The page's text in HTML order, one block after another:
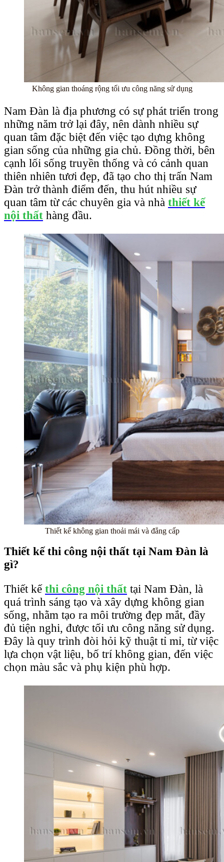
Không gian thoáng rộng tối ưu công năng sử dụng
Nam Đàn là địa phương có sự phát triển trong
những năm trở lại đây, nên dành nhiều sự
quan tâm đặc biệt đến việc tạo dựng không
gian sống của những gia chủ. Đồng thời, bên
cạnh lối sống truyền thống và có cảnh quan
thiên nhiên tươi đẹp, đã tạo cho thị trấn Nam
Đàn trở thành điểm đến, thu hút nhiều sự
quan tâm từ các chuyên gia và nhà thiết kế
nội thất hàng đầu.
Thiết kế không gian thoải mái và đẳng cấp
Thiết kế thi công nội thất tại Nam Đàn là
gì?
Thiết kế thi công nội thất tại Nam Đàn, là
quá trình sáng tạo và xây dựng không gian
sống, nhằm tạo ra môi trường đẹp mắt, đầy
đủ tiện nghi, được tối ưu công năng sử dụng.
Đây là quy trình đòi hỏi kỹ thuật tỉ mỉ, từ việc
lựa chọn vật liệu, bố trí không gian, đến việc
chọn màu sắc và phụ kiện phù hợp.